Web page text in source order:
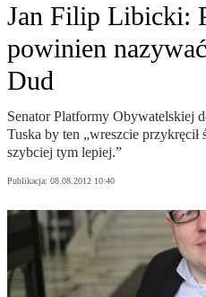
Jan Filip Libicki:
powinien
Dud
Senator Platformy Obywatelskiej
Tuska by ten „wreszcie
szybciej tym lepiej.”
Publikacja: 08.08.2012 10:40